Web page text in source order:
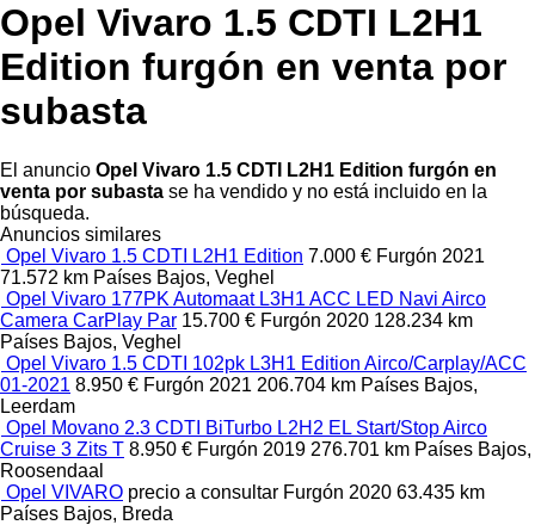
Opel Vivaro 1.5 CDTI L2H1
Edition furgón en venta por
subasta
El anuncio Opel Vivaro 1.5 CDTI L2H1 Edition furgón en
venta por subasta se ha vendido y no está incluido en la
búsqueda.
Anuncios similares
Opel Vivaro 1.5 CDTI L2H1 Edition 7.000 € Furgón 2021
71.572 km Países Bajos, Veghel
Opel Vivaro 177PK Automaat L3H1 ACC LED Navi Airco
Camera CarPlay Par 15.700 € Furgón 2020 128.234 km
Países Bajos, Veghel
Opel Vivaro 1.5 CDTI 102pk L3H1 Edition Airco/Carplay/ACC
01-2021 8.950 € Furgón 2021 206.704 km Países Bajos,
Leerdam
Opel Movano 2.3 CDTI BiTurbo L2H2 EL Start/Stop Airco
Cruise 3 Zits T 8.950 € Furgón 2019 276.701 km Países Bajos,
Roosendaal
Opel VIVARO precio a consultar Furgón 2020 63.435 km
Países Bajos, Breda